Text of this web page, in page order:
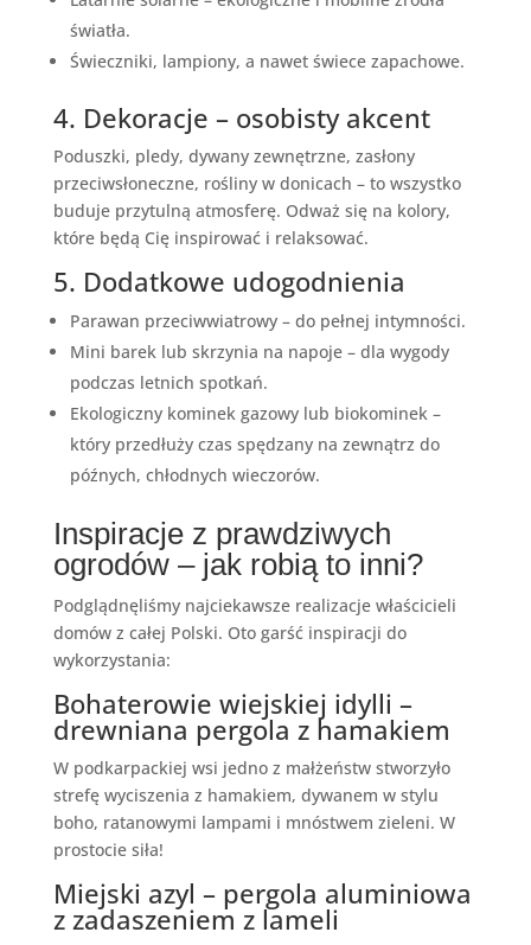
światła.
Świeczniki, lampiony, a nawet świece zapachowe.
4. Dekoracje – osobisty akcent
Poduszki, pledy, dywany zewnętrzne, zasłony
przeciwsłoneczne, rośliny w donicach – to wszystko
buduje przytulną atmosferę. Odważ się na kolory,
które będą Cię inspirować i relaksować.
5. Dodatkowe udogodnienia
Parawan przeciwwiatrowy – do pełnej intymności.
Mini barek lub skrzynia na napoje – dla wygody
podczas letnich spotkań.
Ekologiczny kominek gazowy lub biokominek –
który przedłuży czas spędzany na zewnątrz do
późnych, chłodnych wieczorów.
Inspiracje z prawdziwych
ogrodów – jak robią to inni?
Podglądnęliśmy najciekawsze realizacje właścicieli
domów z całej Polski. Oto garść inspiracji do
wykorzystania:
Bohaterowie wiejskiej idylli –
drewniana pergola z hamakiem
W podkarpackiej wsi jedno z małżeństw stworzyło
strefę wyciszenia z hamakiem, dywanem w stylu
boho, ratanowymi lampami i mnóstwem zieleni. W
prostocie siła!
Miejski azyl – pergola aluminiowa
z zadaszeniem z lameli